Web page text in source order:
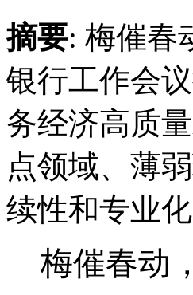
摘要: 梅催春
银行工作会
务经济高质
点领域、薄
续性和专业
梅催春动